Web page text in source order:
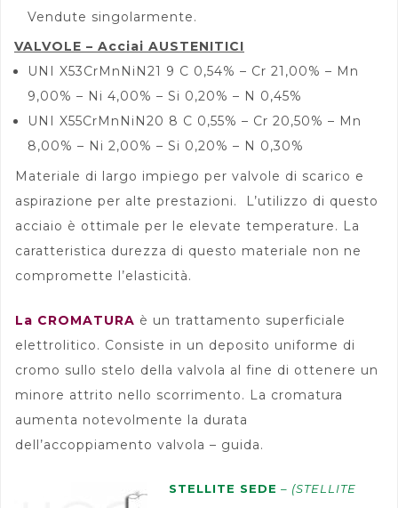
Vendute singolarmente.
VALVOLE – Acciai AUSTENITICI
UNI X53CrMnNiN21 9 C 0,54% – Cr 21,00% – Mn
9,00% – Ni 4,00% – Si 0,20% – N 0,45%
UNI X55CrMnNiN20 8 C 0,55% – Cr 20,50% – Mn
8,00% – Ni 2,00% – Si 0,20% – N 0,30%
Materiale di largo impiego per valvole di scarico e
aspirazione per alte prestazioni. L’utilizzo di questo
acciaio è ottimale per le elevate temperature. La
caratteristica durezza di questo materiale non ne
compromette l’elasticità.
La CROMATURA è un trattamento superficiale
elettrolitico. Consiste in un deposito uniforme di
cromo sullo stelo della valvola al fine di ottenere un
minore attrito nello scorrimento. La cromatura
aumenta notevolmente la durata
dell’accoppiamento valvola – guida.
STELLITE SEDE – (STELLITE